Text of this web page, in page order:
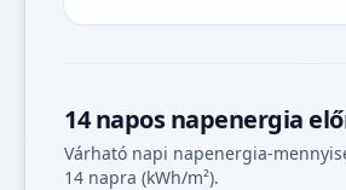
14 napos napenergia
Várható napi napenergia-
14 napra (kWh/m²).